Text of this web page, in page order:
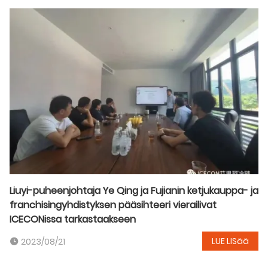
Liuyi-puheenjohtaja Ye Qing ja Fujianin ketjukauppa- ja
franchisingyhdistyksen pääsihteeri vierailivat
ICECONissa tarkastaakseen
2023/08/21 LUE LISää